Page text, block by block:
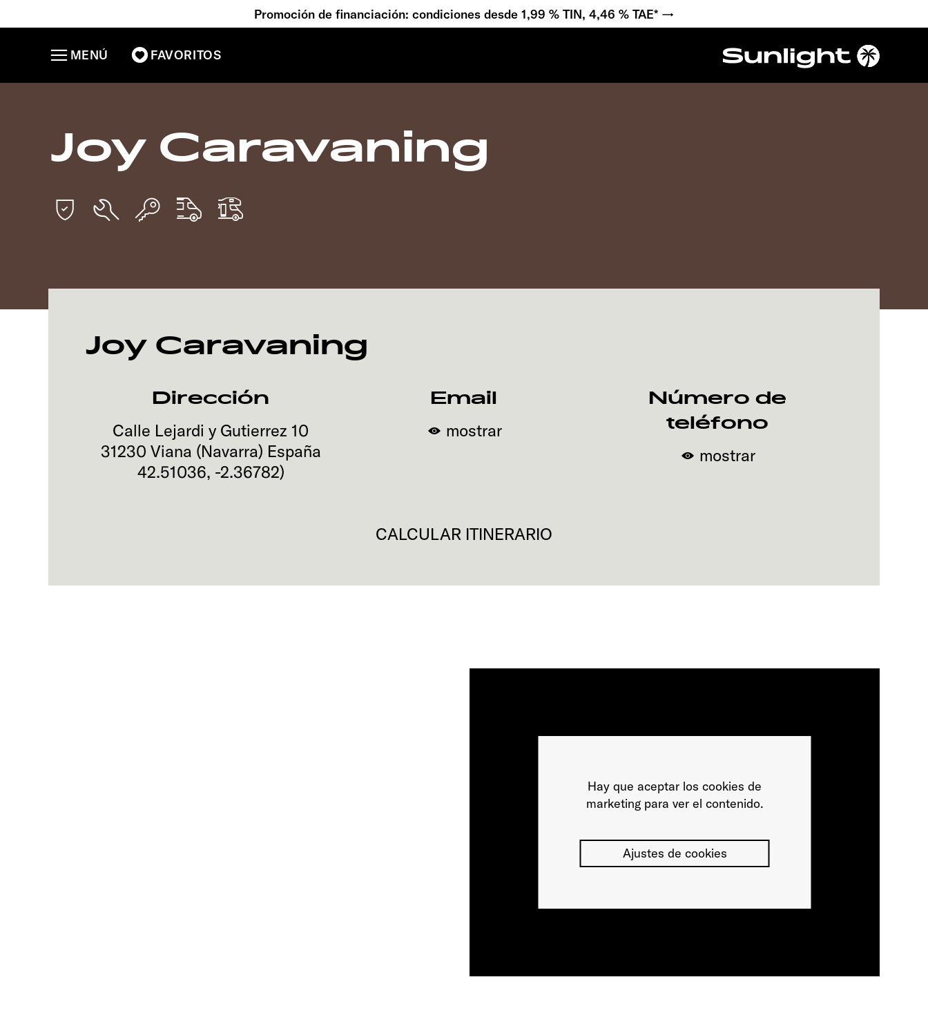
Promoción de financiación: condiciones desde 1,99 % TIN, 4,46 % TAE* →
FAVORITOS
MENÚ
Joy Caravaning
Joy Caravaning
Dirección
Calle Lejardi y Gutierrez 10
31230 Viana (Navarra) España
42.51036, -2.36782)
Email
mostrar
Número de
teléfono
mostrar
CALCULAR ITINERARIO
Hay que aceptar los cookies de
marketing para ver el contenido.
Ajustes de cookies